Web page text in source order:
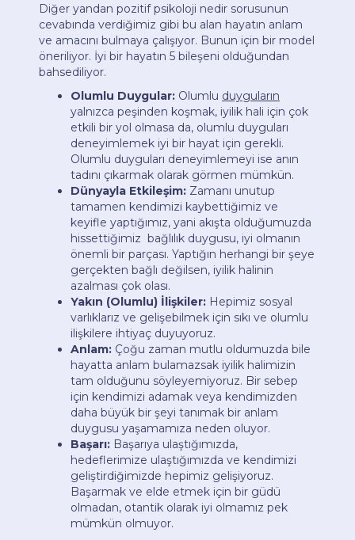
Diğer yandan pozitif psikoloji nedir sorusunun
cevabında verdiğimiz gibi bu alan hayatın anlam
ve amacını bulmaya çalışıyor. Bunun için bir model
öneriliyor. İyi bir hayatın 5 bileşeni olduğundan
bahsediliyor.
Olumlu Duygular: Olumlu duyguların
yalnızca peşinden koşmak, iyilik hali için çok
etkili bir yol olmasa da, olumlu duyguları
deneyimlemek iyi bir hayat için gerekli.
Olumlu duyguları deneyimlemeyi ise anın
tadını çıkarmak olarak görmen mümkün.
Dünyayla Etkileşim: Zamanı unutup
tamamen kendimizi kaybettiğimiz ve
keyifle yaptığımız, yani akışta olduğumuzda
hissettiğimiz bağlılık duygusu, iyi olmanın
önemli bir parçası. Yaptığın herhangi bir şeye
gerçekten bağlı değilsen, iyilik halinin
azalması çok olası.
Yakın (Olumlu) İlişkiler: Hepimiz sosyal
varlıklarız ve gelişebilmek için sıkı ve olumlu
ilişkilere ihtiyaç duyuyoruz.
Anlam: Çoğu zaman mutlu oldumuzda bile
hayatta anlam bulamazsak iyilik halimizin
tam olduğunu söyleyemiyoruz. Bir sebep
için kendimizi adamak veya kendimizden
daha büyük bir şeyi tanımak bir anlam
duygusu yaşamamıza neden oluyor.
Başarı: Başarıya ulaştığımızda,
hedeflerimize ulaştığımızda ve kendimizi
geliştirdiğimizde hepimiz gelişiyoruz.
Başarmak ve elde etmek için bir güdü
olmadan, otantik olarak iyi olmamız pek
mümkün olmuyor.